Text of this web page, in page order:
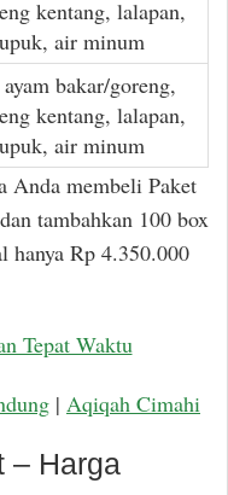
kentang, lalapan,
air minum
bakar/goreng,
kentang, lalapan,
air minum
Anda membeli Paket
tambahkan 100 box
hanya Rp 4.350.000
Tepat Waktu
| Aqiqah Cimahi
– Harga